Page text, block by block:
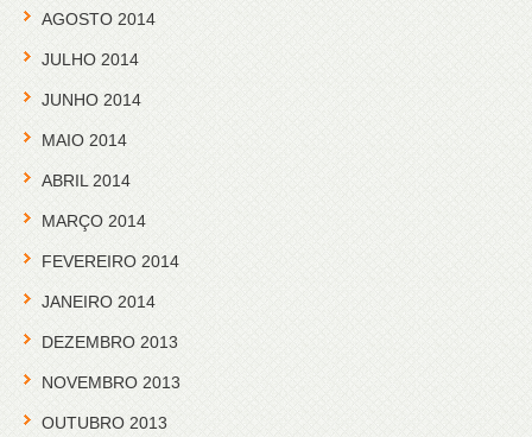
AGOSTO 2014
JULHO 2014
JUNHO 2014
MAIO 2014
ABRIL 2014
MARÇO 2014
FEVEREIRO 2014
JANEIRO 2014
DEZEMBRO 2013
NOVEMBRO 2013
OUTUBRO 2013